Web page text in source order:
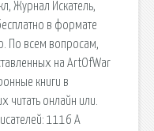
Журнал Искатель,
в формате
По всем вопросам,
на ArtOfWar
книги в
читать онлайн или.
1116 А